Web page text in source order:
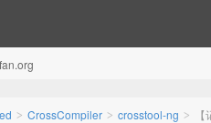
> CrossCompiler > crosstool-ng >